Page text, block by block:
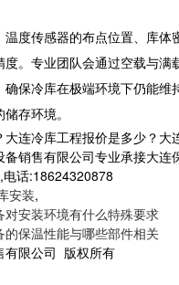
温度传感器的布点位置、库体
。专业团队会通过空载与满
保冷库在极端环境下仍能维
存环境。
连冷库工程报价是多少？大
销售有限公司专业承接大连
话:18624320878
安装,
对安装环境有什么特殊要求
的保温性能与哪些部件相关
有限公司 版权所有